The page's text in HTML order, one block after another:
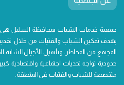
جمعية خدمات الشباب بمحافظة السليل
بهدف تمكين الشباب والفتيات من خلال
المجتمع من المخاطر، وتأهيل الأجيال
حدودية تواجه تحديات اجتماعية واقتصادية
متخصصة للشباب والفتيات في المنطقة.